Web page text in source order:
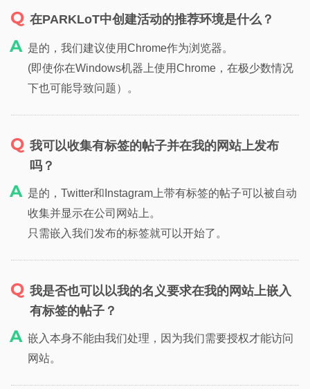
在PARKLoT中创建活动的推荐环境是什么？
是的，我们建议使用Chrome作为浏览器。
(即使你在Windows机器上使用Chrome，在极少数情况
下也可能导致问题）。
我可以收集有标签的帖子并在我的网站上发布
吗？
是的，Twitter和Instagram上带有标签的帖子可以被自动
收集并显示在公司网站上。
只需嵌入我们发布的标签就可以开始了。
我是否也可以以我的名义要求在我的网站上嵌入
有标签的帖子？
嵌入本身不能由我们处理，因为我们需要授权才能访问
网站。